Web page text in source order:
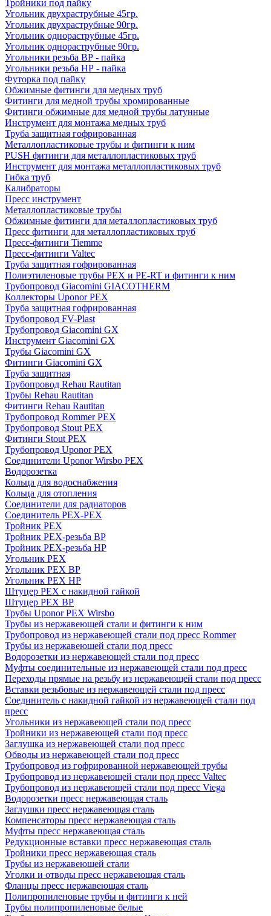
Тройники под пайку
Угольник двухраструбные 45гр.
Угольник двухраструбные 90гр.
Угольник однораструбные 45гр.
Угольник однораструбные 90гр.
Угольники резьба ВР - пайка
Угольники резьба НР - пайка
Футорка под пайку
Обжимные фитинги для медных труб
Фитинги для медной трубы хромированные
Фитинги обжимные для медной трубы латунные
Инструмент для монтажа медных труб
Труба защитная гофрированная
Металлопластиковые трубы и фитинги к ним
PUSH фитинги для металлопластиковых труб
Инструмент для монтажа металлопластиковых труб
Гибка труб
Калибраторы
Пресс инструмент
Металлопластиковые трубы
Обжимные фитинги для металлопластиковых труб
Пресс фитинги для металлопластиковых труб
Пресс-фитинги Tiemme
Пресс-фитинги Valtec
Труба защитная гофрированная
Полиэтиленовые трубы PEX и PE-RT и фитинги к ним
Трубопровод Giacomini GIACOTHERM
Коллекторы Uponor PEX
Труба защитная гофрированная
Трубопровод FV-Plast
Трубопровод Giacomini GX
Инструмент Giacomini GX
Трубы Giacomini GX
Фитинги Giacomini GX
Труба защитная
Трубопровод Rehau Rautitan
Трубы Rehau Rautitan
Фитинги Rehau Rautitan
Трубопровод Rommer PEX
Трубопровод Stout PEX
Фитинги Stout PEX
Трубопровод Uponor PEX
Соединители Uponor Wirsbo PEX
Водорозетка
Кольца для водоснабжения
Кольца для отопления
Соединители для радиаторов
Соединитель PEX-PEX
Тройник PEX
Тройник PEX-резьба ВР
Тройник PEX-резьба НР
Угольник PEX
Угольник PEX ВР
Угольник PEX НР
Штуцер PEX c накидной гайкой
Штуцер PEX ВР
Трубы Uponor PEX Wirsbo
Трубы из нержавеющей стали и фитинги к ним
Трубопровод из нержавеющей стали под пресс Rommer
Трубы из нержавеющей стали под пресс
Водорозетки из нержавеющей стали под пресс
Муфты соединительные из нержавеющей стали под пресс
Переходы прямые на резьбу из нержавеющей стали под пресс
Вставки резьбовые из нержавеющей стали под пресс
Соединитель с накидной гайкой из нержавеющей стали под
пресс
Угольники из нержавеющей стали под пресс
Тройники из нержавеющей стали под пресс
Заглушка из нержавеющей стали под пресс
Обводы из нержавеющей стали под пресс
Трубопровод из гофрированной нержавеющей трубы
Трубопровод из нержавеющей стали под пресс Valtec
Трубопровод из нержавеющей стали под пресс Viega
Водорозетки пресс нержавеющая сталь
Заглушки пресс нержавеющая сталь
Компенсаторы пресс нержавеющая сталь
Муфты пресс нержавеющая сталь
Редукционные вставки пресс нержавеющая сталь
Тройники пресс нержавеющая сталь
Трубы из нержавеющей стали
Уголки и отводы пресс нержавеющая сталь
Фланцы пресс нержавеющая сталь
Полипропиленовые трубы и фитинги к ней
Трубы полипропиленовые белые